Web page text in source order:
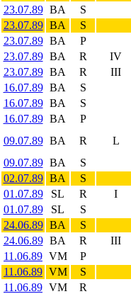
23.07.89 BA S
23.07.89 BA S
23.07.89 BA P
23.07.89 BA R IV
23.07.89 BA R III
16.07.89 BA S
16.07.89 BA S
16.07.89 BA P
09.07.89 BA R L
09.07.89 BA S
02.07.89 BA S
01.07.89
SL R I
01.07.89
SL S
24.06.89 BA S
24.06.89 BA R III
11.06.89 VM P
11.06.89 VM S
11.06.89 VM R